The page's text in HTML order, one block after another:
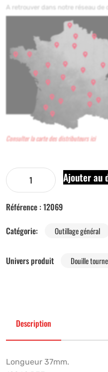
A retrouver dans notre réseau de
Consulter la carte des distributeurs ici
Ajouter au
Référence : 12069
Catégorie:
Outillage général
Univers produit Douille
Description
Longueur 37mm.